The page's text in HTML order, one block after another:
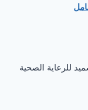
للرعاية الصحية